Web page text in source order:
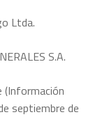
Ltda.
S.A.
(Información
septiembre de